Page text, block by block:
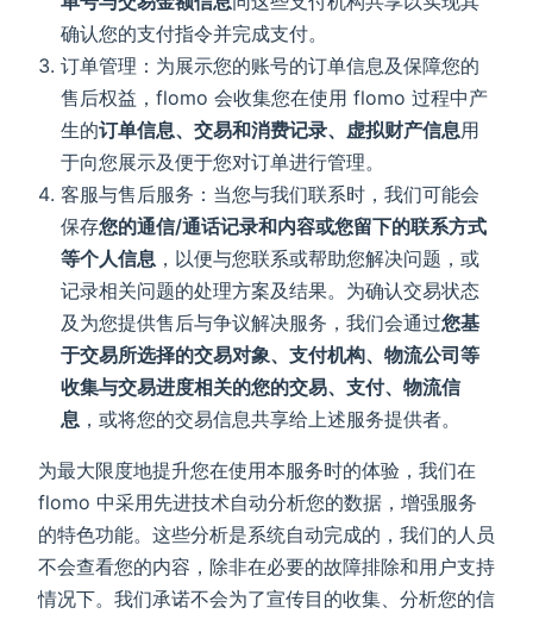
确认您的支付指令并完成支付。
订单管理：为展示您的账号的订单信息及保障您的
售后权益，flomo 会收集您在使用 flomo 过程中产
生的订单信息、交易和消费记录、虚拟财产信息用
于向您展示及便于您对订单进行管理。
客服与售后服务：当您与我们联系时，我们可能会
保存您的通信/通话记录和内容或您留下的联系方式
等个人信息 ，以便与您联系或帮助您解决问题，或
记录相关问题的处理方案及结果。为确认交易状态
及为您提供售后与争议解决服务，我们会通过您基
于交易所选择的交易对象、支付机构、物流公司等
收集与交易进度相关的您的交易、支付、物流信
息 ，或将您的交易信息共享给上述服务提供者。
为最大限度地提升您在使用本服务时的体验，我们在
flomo 中采用先进技术自动分析您的数据，增强服务
的特色功能。这些分析是系统自动完成的，我们的人员
不会查看您的内容，除非在必要的故障排除和用户支持
情况下。我们承诺不会为了宣传目的收集、分析您的信